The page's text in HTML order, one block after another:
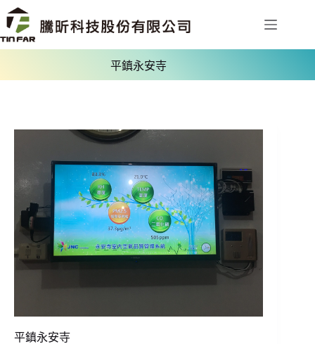
平鎮永安寺
平鎮永安寺